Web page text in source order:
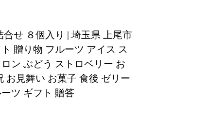
せ ８個入り | 埼玉県 上尾市
贈り物 フルーツ アイス ス
ン ぶどう ストロベリー お
お見舞い お菓子 食後 ゼリー
ツ ギフト 贈答